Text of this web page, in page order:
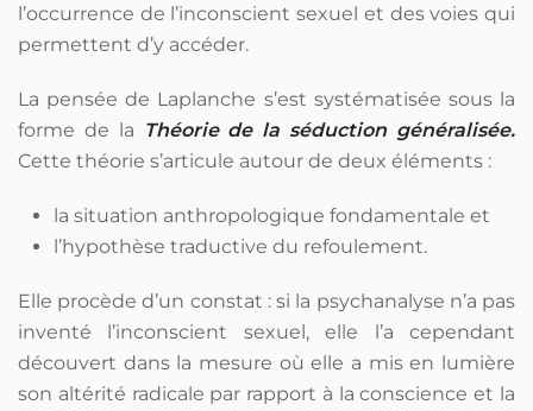
l’occurrence de l’inconscient sexuel et des voies qui
permettent d’y accéder.
La pensée de Laplanche s’est systématisée sous la
forme de la Théorie de la séduction généralisée.
Cette théorie s’articule autour de deux éléments :
la situation anthropologique fondamentale et
l’hypothèse traductive du refoulement.
Elle procède d’un constat : si la psychanalyse n’a pas
inventé l’inconscient sexuel, elle l’a cependant
découvert dans la mesure où elle a mis en lumière
son altérité radicale par rapport à la conscience et la